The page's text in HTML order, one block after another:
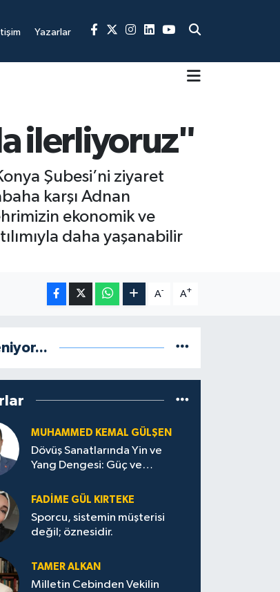
Yazarlar
ilerliyoruz"
Şubesi’ni ziyaret
karşı Adnan
ekonomik ve
daha yaşanabilir
A- A+
MUHAMMED KEMAL GÜLŞEN
Dövüş Sanatlarında Yin ve
Yang Dengesi: Güç ve
FADIME GÜL KIRTEKE
Sporcu, sistemin müşterisi
değil; öznesidir.
TAMER ALKAN
Milletin Cebinden Vekilin